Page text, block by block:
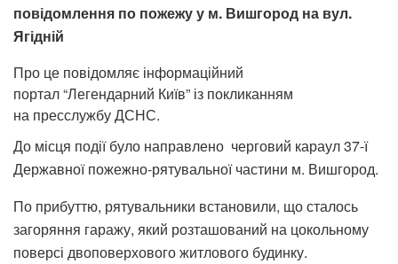
повідомлення по пожежу у м. Вишгород на вул.
Ягідній
Про це повідомляє інформаційний
портал “Легендарний Київ” із покликанням
на пресслужбу ДСНС.
До місця події було направлено черговий караул 37-ї
Державної пожежно-рятувальної частини м. Вишгород.
По прибуттю, рятувальники встановили, що сталось
загоряння гаражу, який розташований на цокольному
поверсі двоповерхового житлового будинку.